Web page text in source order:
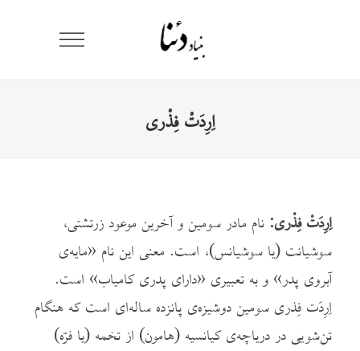
اِرِدَتْ فِذْری
اِرِدَتْ فِذْری: نام مادر سومین و آخرین موعود زرتشتی،
سوشیانت (یا سوشیانس)، است. معنی این نام «مایه‌ی
آبروی پدر» و به تعبیری «دارای پدری کامیاب» است.
اِرِدَت فِذری سومین دوشیزه‌ی پانزده ساله‌ای است که هنگام
تن‌شویی در دریاچه‌ی کیانسیه (هامون) از تخمه (یا فرّه)